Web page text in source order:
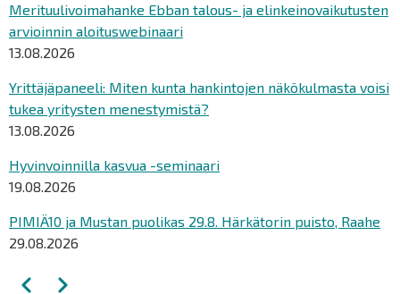
Merituulivoimahanke Ebban talous- ja elinkeinovaikutusten
arvioinnin aloituswebinaari
13.08.2026
Yrittäjäpaneeli: Miten kunta hankintojen näkökulmasta voisi
tukea yritysten menestymistä?
13.08.2026
Hyvinvoinnilla kasvua -seminaari
19.08.2026
PIMIÄ10 ja Mustan puolikas 29.8. Härkätorin puisto, Raahe
29.08.2026
Sivutus
EdellinenSeuraava